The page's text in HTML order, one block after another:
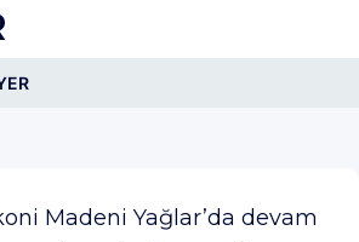
Madeni Yağlar’da devam